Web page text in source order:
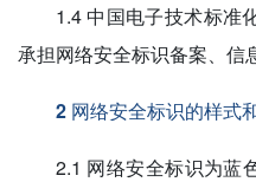
1.4 中国电子技术标准
承担网络安全标识备案、信
2 网络安全标识的样式
2.1 网络安全标识为蓝